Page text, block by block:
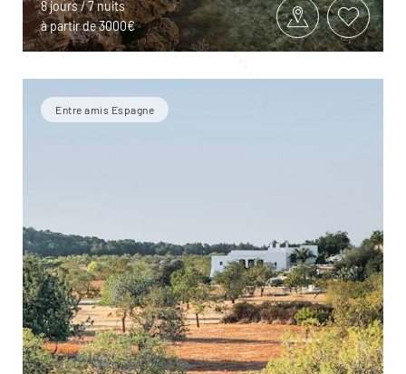
8 jours / 7 nuits
à partir de 3000€
Entre amis Espagne